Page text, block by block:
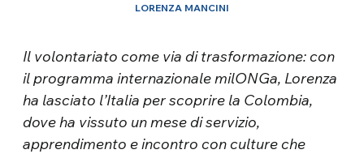
LORENZA MANCINI
Il volontariato come via di trasformazione: con
il programma internazionale milONGa, Lorenza
ha lasciato l’Italia per scoprire la Colombia,
dove ha vissuto un mese di servizio,
apprendimento e incontro con culture che